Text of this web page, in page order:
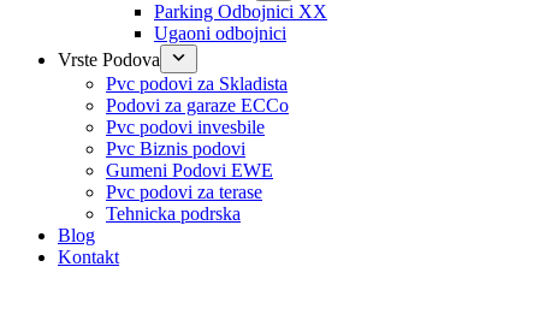
Parking Odbojnici XX
Ugaoni odbojnici
Vrste Podova
Pvc podovi za Skladista
Podovi za garaze ECCo
Pvc podovi invesbile
Pvc Biznis podovi
Gumeni Podovi EWE
Pvc podovi za terase
Tehnicka podrska
Blog
Kontakt